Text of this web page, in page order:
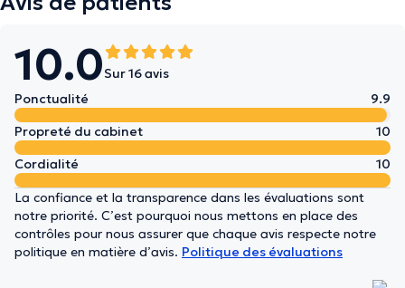
10.0Sur 16 avis
Ponctualité
9.9
Propreté du cabinet
10
Cordialité
10
La confiance et la transparence dans les évaluations sont
notre priorité. C’est pourquoi nous mettons en place des
contrôles pour nous assurer que chaque avis respecte notre
politique en matière d’avis. Politique des évaluations